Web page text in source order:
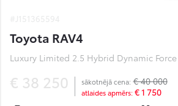
Toyota RAV4
€ 38 250 sākotnējā cena: € 40 000
atlaides apmērs: € 1 750